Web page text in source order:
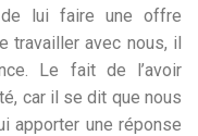
lui faire une offre
travailler avec nous, il
Le fait de l’avoir
car il se dit que nous
apporter une réponse